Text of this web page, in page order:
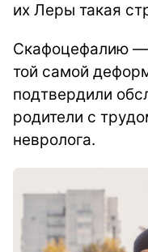
их Леры такая
Скафоцефалию —
той самой
подтвердили
родители с
невролога.